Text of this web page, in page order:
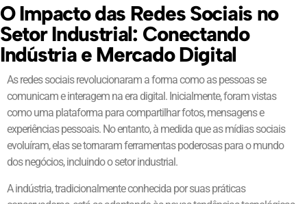
O Impacto das Redes Sociais no
Setor Industrial: Conectando
Indústria e Mercado Digital
As redes sociais revolucionaram a forma como as pessoas se
comunicam e interagem na era digital. Inicialmente, foram vistas
como uma plataforma para compartilhar fotos, mensagens e
experiências pessoais. No entanto, à medida que as mídias sociais
evoluíram, elas se tornaram ferramentas poderosas para o mundo
dos negócios, incluindo o setor industrial.
A indústria, tradicionalmente conhecida por suas práticas